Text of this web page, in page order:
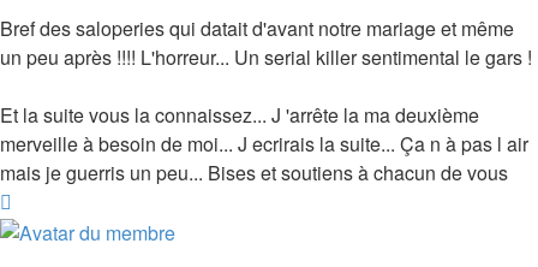
Bref des saloperies qui datait d'avant notre mariage et même
un peu après !!!! L'horreur... Un serial killer sentimental le gars !
Et la suite vous la connaissez... J 'arrête la ma deuxième
merveille à besoin de moi... J ecrirais la suite... Ça n à pas l air
mais je guerris un peu... Bises et soutiens à chacun de vous